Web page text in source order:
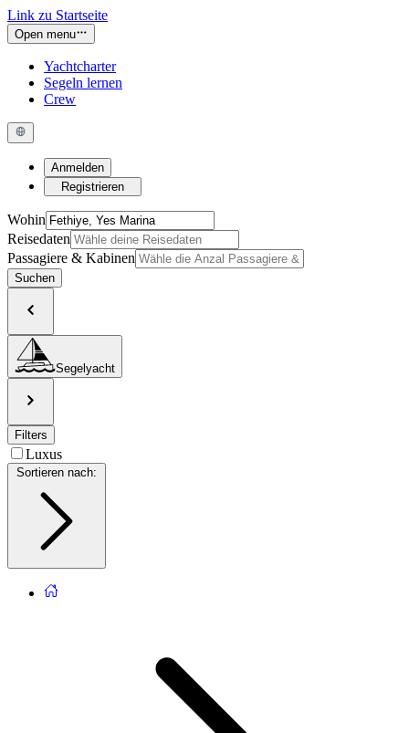
Link zu Startseite
Open menu
Yachtcharter
Segeln lernen
Crew
Anmelden
Registrieren
Wohin
Reisedaten
Passagiere & Kabinen
Suchen
Segelyacht
Filters
Luxus
Sortieren nach